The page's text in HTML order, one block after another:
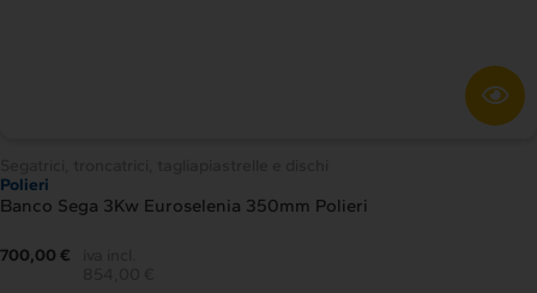
Polieri
Banco Sega 3Kw Euroselenia 350mm Polieri
700,00 €